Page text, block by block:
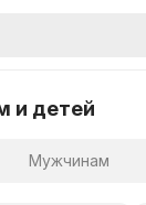
и детей
Мужчинам